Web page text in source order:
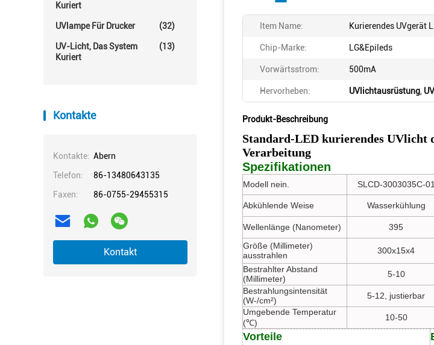
Kuriert
UVlampe Für Drucker (32)
UV-Licht, Das System
Kuriert
(13)
Kontakte
Kontakte: Abern
Telefon:
86-13480643135
Faxen:
86-0755-29455315
Kontakt
Item Name: Kurierendes UVgerät
Chip-Marke: LG&Epileds
Vorwärtsstrom: 500mA
Hervorheben: UVlichtausrüstung
Produkt-Beschreibung
Standard-LED kurierendes UVlicht
Verarbeitung
Spezifikationen
Modell nein. SLCD-3003035C-01
Abkühlende Weise Wasserkühlung
Wellenlänge (Nanometer) 395
Größe (Millimeter)
ausstrahlen
300x15x4
Bestrahlter Abstand
(Millimeter)
5-10
Bestrahlungsintensität
(W-/cm²)
5-12, justierbar
Umgebende Temperatur
(℃)
10-50
Vorteile